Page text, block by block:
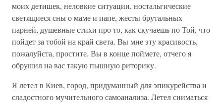
моих детишек, неловкие ситуации, ностальгические
светящиеся сны о маме и папе, жесты брутальных
парней, душевные стихи про то, как скучаешь по Той, что
пойдет за тобой на край света. Вы мне эту красивость,
пожалуйста, простите. Вы в конце поймете, отчего я
обрушил на вас такую пышную риторику.
Я летел в Киев, город, придуманный для эпикурейства и
сладостного мучительного самоанализа. Летел сниматься